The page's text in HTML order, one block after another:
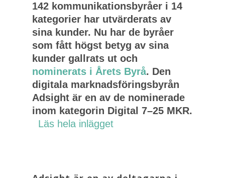
142 kommunikationsbyråer i 14
kategorier har utvärderats av
sina kunder. Nu har de byråer
som fått högst betyg av sina
kunder gallrats ut och
nominerats i Årets Byrå. Den
digitala marknadsföringsbyrån
Adsight är en av de nominerade
inom kategorin Digital 7–25 MKR.
Läs hela inlägget